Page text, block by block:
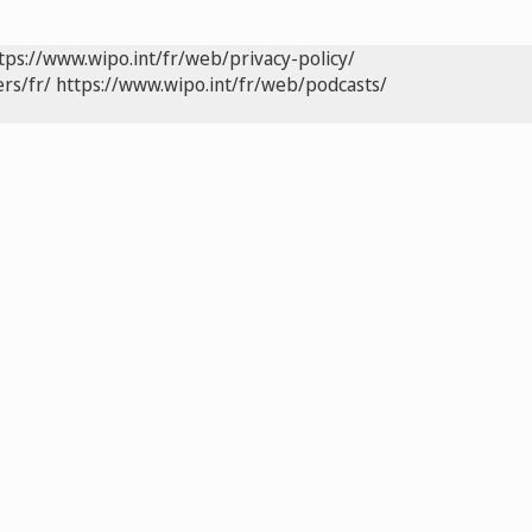
www.wipo.int/fr/web/privacy-policy/
fr/ https://www.wipo.int/fr/web/podcasts/